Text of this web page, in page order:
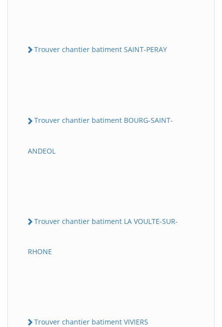
Trouver chantier batiment SAINT-PERAY
Trouver chantier batiment BOURG-SAINT-
ANDEOL
Trouver chantier batiment LA VOULTE-SUR-
RHONE
Trouver chantier batiment VIVIERS